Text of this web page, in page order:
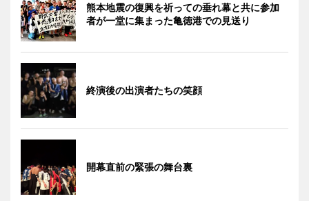
熊本地震の復興を祈っての垂れ幕と共に参加
者が一堂に集まった亀徳港での見送り
終演後の出演者たちの笑顔
開幕直前の緊張の舞台裏